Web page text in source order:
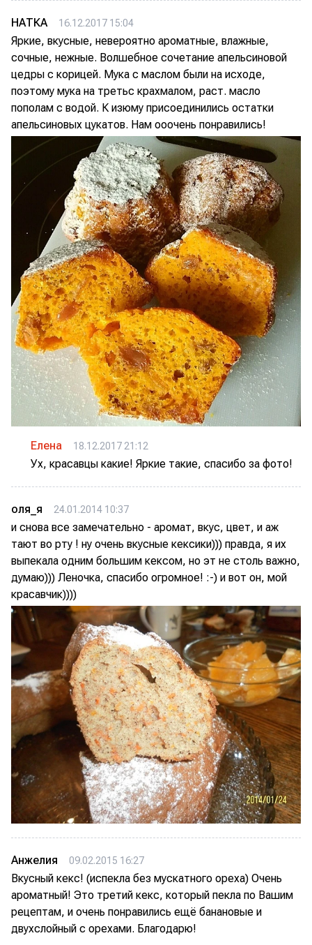
НАТКА 16.12.2017 15:04
Яркие, вкусные, невероятно ароматные, влажные,
сочные, нежные. Волшебное сочетание апельсиновой
цедры с корицей. Мука с маслом были на исходе,
поэтому мука на третьс крахмалом, раст. масло
пополам с водой. К изюму присоединились остатки
апельсиновых цукатов. Нам ооочень понравились!
Елена 18.12.2017 21:12
Ух, красавцы какие! Яркие такие, спасибо за фото!
оля_я 24.01.2014 10:37
и снова все замечательно - аромат, вкус, цвет, и аж
тают во рту ! ну очень вкусные кексики))) правда, я их
выпекала одним большим кексом, но эт не столь важно,
думаю))) Леночка, спасибо огромное! :-) и вот он, мой
красавчик))))
Анжелия 09.02.2015 16:27
Вкусный кекс! (испекла без мускатного ореха) Очень
ароматный! Это третий кекс, который пекла по Вашим
рецептам, и очень понравились ещё банановые и
двухслойный с орехами. Благодарю!